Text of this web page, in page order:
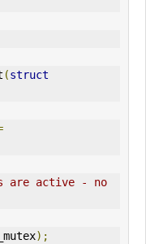
(struct
are active - no
);